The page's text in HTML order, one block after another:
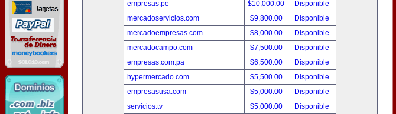
empresas.pe
$10,000.00
Disponible
mercadoservicios.com
$9,800.00
Disponible
mercadoempresas.com
$8,000.00
Disponible
mercadocampo.com
$7,500.00
Disponible
empresas.com.pa
$6,500.00
Disponible
hypermercado.com
$5,500.00
Disponible
empresasusa.com
$5,000.00
Disponible
servicios.tv
$5,000.00
Disponible